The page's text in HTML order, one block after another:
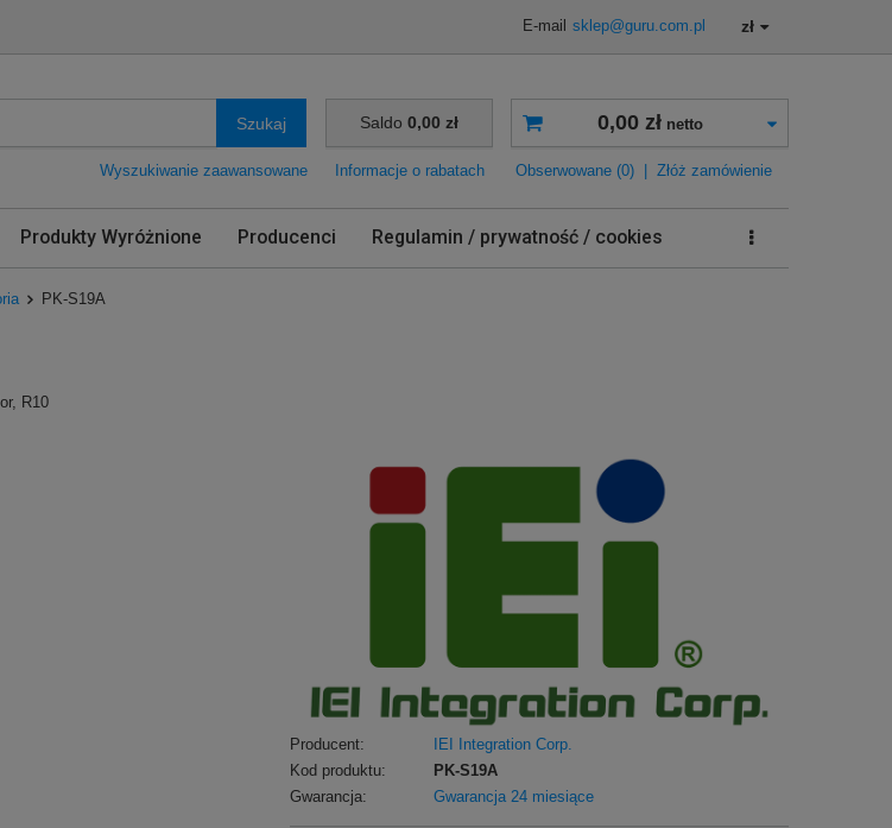
E-mail sklep@guru.com.pl zł
Szukaj
Wyszukiwanie zaawansowane
Saldo 0,00 zł
Informacje o rabatach
0,00 złnetto
Obserwowane (0) Złóż zamówienie
Produkty Wyróżnione Producenci Regulamin / prywatność / cookies
PK-S19A
R10
Producent:
IEI Integration Corp.
Kod produktu:
PK-S19A
Gwarancja:
Gwarancja 24 miesiące